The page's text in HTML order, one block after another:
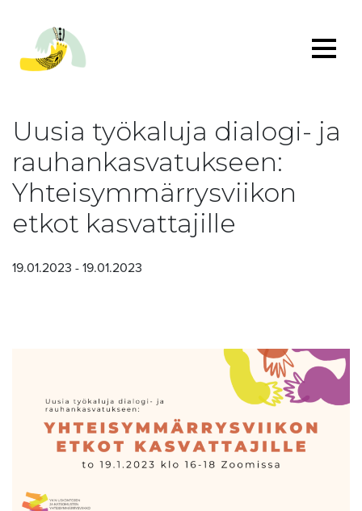
Uusia työkaluja dialogi- ja
rauhankasvatukseen:
Yhteisymmärrysviikon
etkot kasvattajille
19.01.2023 - 19.01.2023